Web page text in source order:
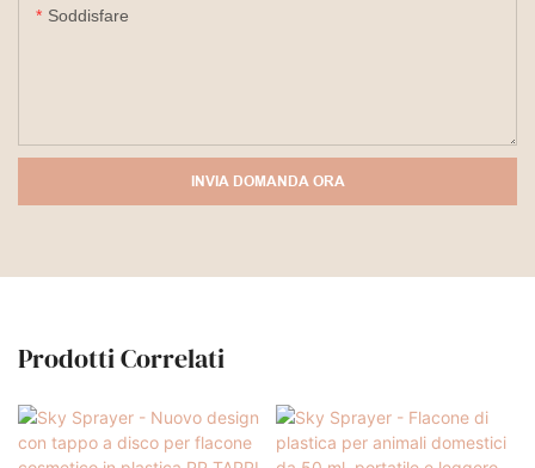
Soddisfare
INVIA DOMANDA ORA
Prodotti Correlati